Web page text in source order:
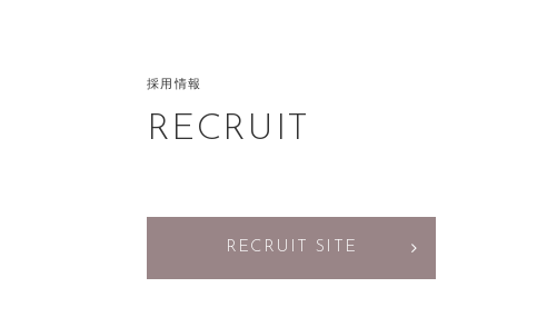
採用情報
RECRUIT
RECRUIT SITE